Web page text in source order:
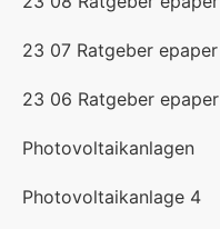
23 07 Ratgeber epaper
23 06 Ratgeber epaper
Photovoltaikanlagen
Photovoltaikanlage 4